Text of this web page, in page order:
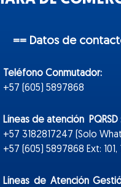
== Datos de
Teléfono Conmutador:
+57 (605) 5897868
Líneas de atención PQRSD
+57 3182817247 (Solo
+57 (605) 5897868 Ext: 101,
Líneas de Atención